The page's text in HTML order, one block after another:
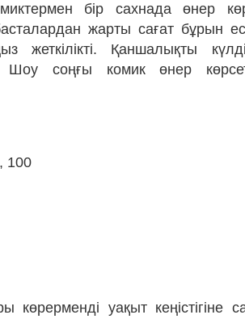
бір сахнада өнер
жарты сағат бұрын
Қаншалықты
Шоу соңғы комик өнер
100
уақыт кеңістігіне